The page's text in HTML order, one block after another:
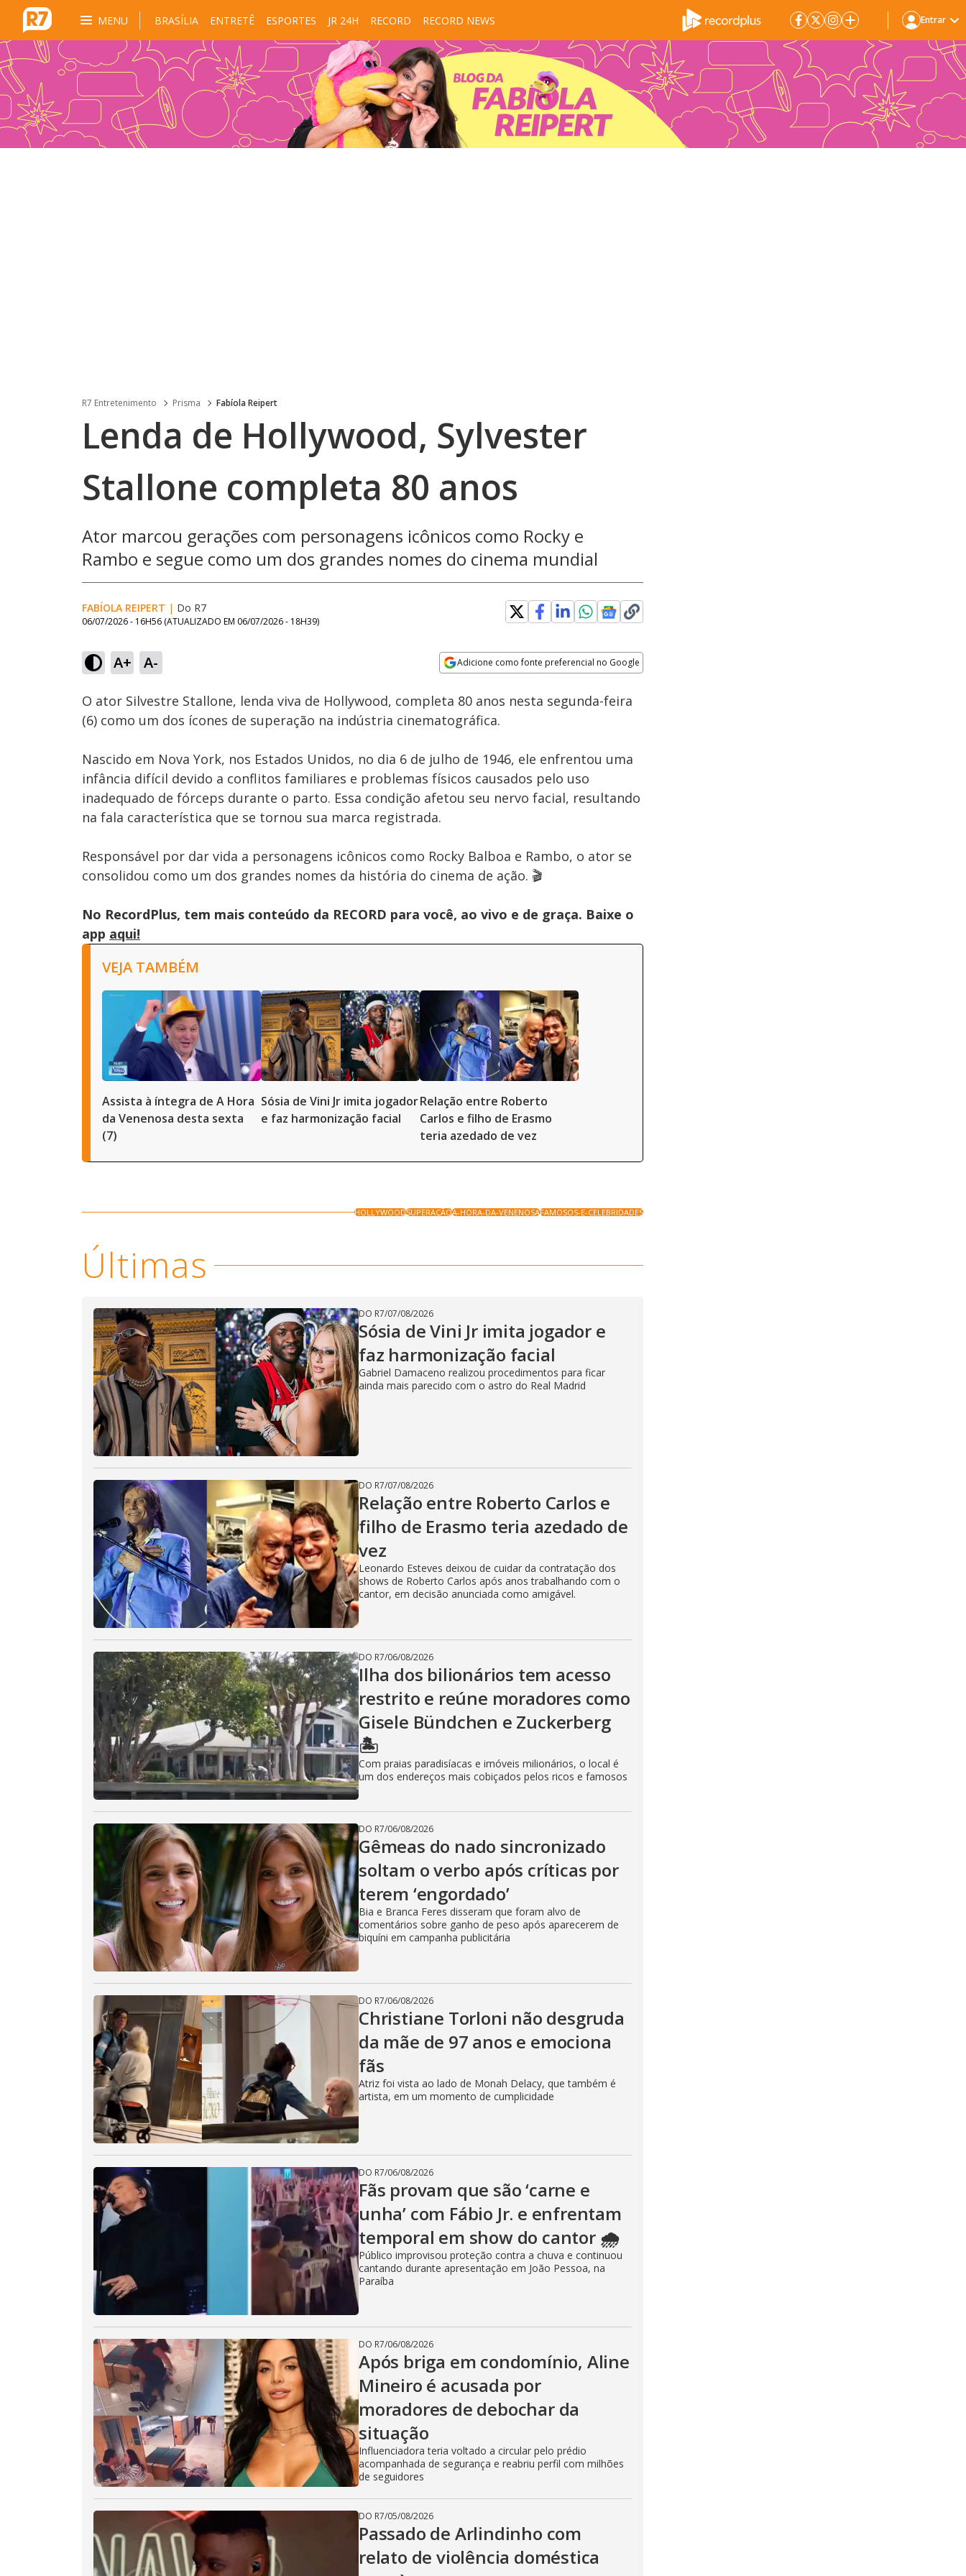
MENU BRASÍLIA ENTRETÊ ESPORTES JR 24H RECORD RECORD NEWS Entrar
R7 Entretenimento Prisma Fabíola Reipert
Lenda de Hollywood, Sylvester
Stallone completa 80 anos
Ator marcou gerações com personagens icônicos como Rocky e
Rambo e segue como um dos grandes nomes do cinema mundial
FABÍOLA REIPERT | Do R7
06/07/2026 - 16H56 (ATUALIZADO EM 06/07/2026 - 18H39)
A+ A- Adicione como fonte preferencial no Google
Ativar
Som
20.32%
Velocidade
O ator Silvestre Stallone, lenda viva de Hollywood, completa 80 anos nesta segunda-feira
(6) como um dos ícones de superação na indústria cinematográfica.
Nascido em Nova York, nos Estados Unidos, no dia 6 de julho de 1946, ele enfrentou uma
infância difícil devido a conflitos familiares e problemas físicos causados pelo uso
inadequado de fórceps durante o parto. Essa condição afetou seu nervo facial, resultando
na fala característica que se tornou sua marca registrada.
Responsável por dar vida a personagens icônicos como Rocky Balboa e Rambo, o ator se
consolidou como um dos grandes nomes da história do cinema de ação. 🎬
No RecordPlus, tem mais conteúdo da RECORD para você, ao vivo e de graça. Baixe o
app aqui!
VEJA TAMBÉM
Assista à íntegra de A Hora
da Venenosa desta sexta
(7)
Sósia de Vini Jr imita jogador
e faz harmonização facial
Relação entre Roberto
Carlos e filho de Erasmo
teria azedado de vez
HOLLYWOODSUPERAÇÃOA-HORA-DA-VENENOSAFAMOSOS-E-CELEBRIDADES
Últimas
DO R7/07/08/2026
Sósia de Vini Jr imita jogador e
faz harmonização facial
Gabriel Damaceno realizou procedimentos para ficar
ainda mais parecido com o astro do Real Madrid
DO R7/07/08/2026
Relação entre Roberto Carlos e
filho de Erasmo teria azedado de
vez
Leonardo Esteves deixou de cuidar da contratação dos
shows de Roberto Carlos após anos trabalhando com o
cantor, em decisão anunciada como amigável.
DO R7/06/08/2026
Ilha dos bilionários tem acesso
restrito e reúne moradores como
Gisele Bündchen e Zuckerberg
🏝️
Com praias paradisíacas e imóveis milionários, o local é
um dos endereços mais cobiçados pelos ricos e famosos
DO R7/06/08/2026
Gêmeas do nado sincronizado
soltam o verbo após críticas por
terem ‘engordado’
Bia e Branca Feres disseram que foram alvo de
comentários sobre ganho de peso após aparecerem de
biquíni em campanha publicitária
DO R7/06/08/2026
Christiane Torloni não desgruda
da mãe de 97 anos e emociona
fãs
Atriz foi vista ao lado de Monah Delacy, que também é
artista, em um momento de cumplicidade
DO R7/06/08/2026
Fãs provam que são ‘carne e
unha’ com Fábio Jr. e enfrentam
temporal em show do cantor 🌧️
Público improvisou proteção contra a chuva e continuou
cantando durante apresentação em João Pessoa, na
Paraíba
DO R7/06/08/2026
Após briga em condomínio, Aline
Mineiro é acusada por
moradores de debochar da
situação
Influenciadora teria voltado a circular pelo prédio
acompanhada de segurança e reabriu perfil com milhões
de seguidores
DO R7/05/08/2026
Passado de Arlindinho com
relato de violência doméstica